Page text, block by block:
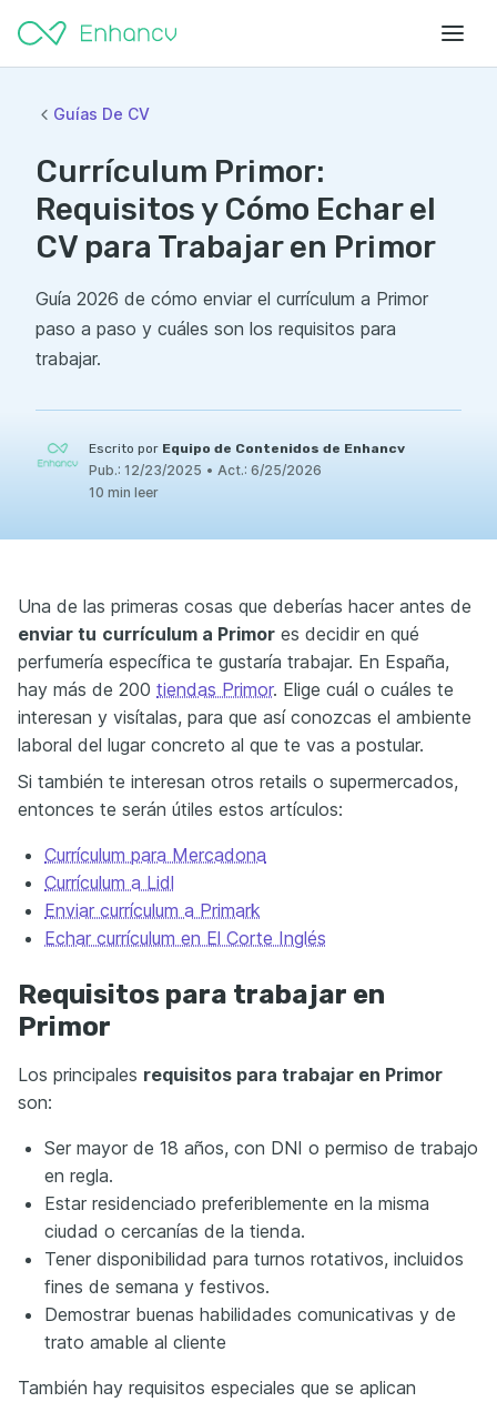
Guías De CV
Currículum Primor:
Requisitos y Cómo Echar el
CV para Trabajar en Primor
Guía 2026 de cómo enviar el currículum a Primor
paso a paso y cuáles son los requisitos para
trabajar.
Escrito por Equipo de Contenidos de Enhancv
Pub.: 12/23/2025 • Act.: 6/25/2026
10 min leer
Una de las primeras cosas que deberías hacer antes de
enviar tu currículum a Primor es decidir en qué
perfumería específica te gustaría trabajar. En España,
hay más de 200 tiendas Primor. Elige cuál o cuáles te
interesan y visítalas, para que así conozcas el ambiente
laboral del lugar concreto al que te vas a postular.
Si también te interesan otros retails o supermercados,
entonces te serán útiles estos artículos:
Currículum para Mercadona
Currículum a Lidl
Enviar currículum a Primark
Echar currículum en El Corte Inglés
Requisitos para trabajar en
Primor
Los principales requisitos para trabajar en Primor
son:
Ser mayor de 18 años, con DNI o permiso de trabajo
en regla.
Estar residenciado preferiblemente en la misma
ciudad o cercanías de la tienda.
Tener disponibilidad para turnos rotativos, incluidos
fines de semana y festivos.
Demostrar buenas habilidades comunicativas y de
trato amable al cliente
También hay requisitos especiales que se aplican